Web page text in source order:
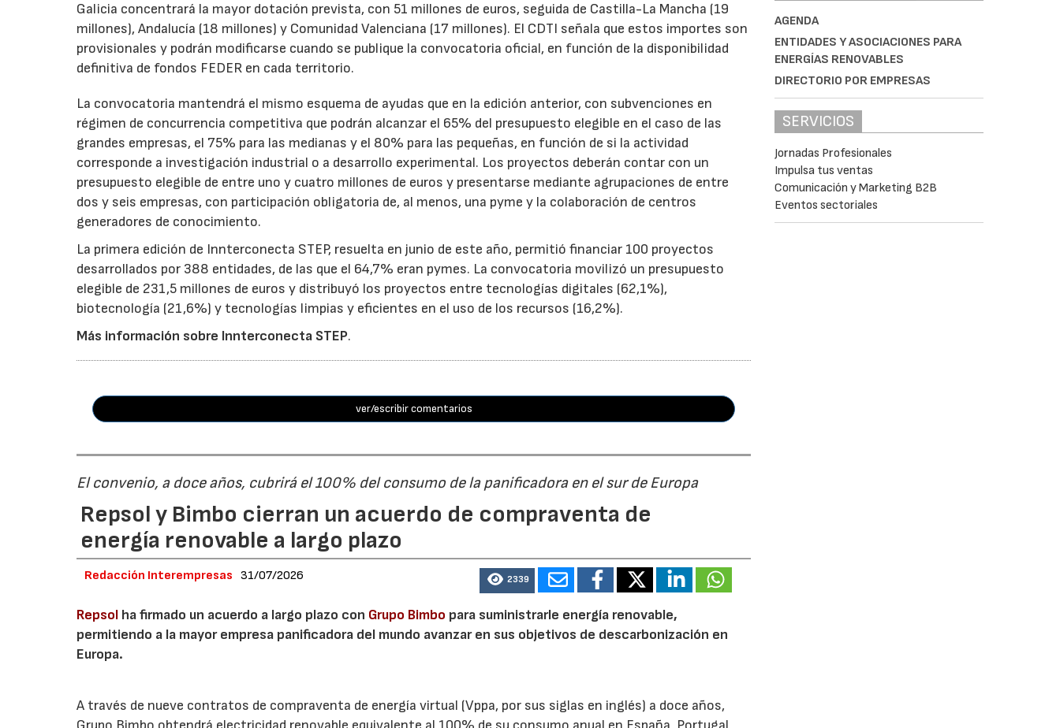
Galicia concentrará la mayor dotación prevista, con 51 millones de euros, seguida de Castilla-La Mancha (19
millones), Andalucía (18 millones) y Comunidad Valenciana (17 millones). El CDTI señala que estos importes son
provisionales y podrán modificarse cuando se publique la convocatoria oficial, en función de la disponibilidad
definitiva de fondos FEDER en cada territorio.
La convocatoria mantendrá el mismo esquema de ayudas que en la edición anterior, con subvenciones en
régimen de concurrencia competitiva que podrán alcanzar el 65% del presupuesto elegible en el caso de las
grandes empresas, el 75% para las medianas y el 80% para las pequeñas, en función de si la actividad
corresponde a investigación industrial o a desarrollo experimental. Los proyectos deberán contar con un
presupuesto elegible de entre uno y cuatro millones de euros y presentarse mediante agrupaciones de entre
dos y seis empresas, con participación obligatoria de, al menos, una pyme y la colaboración de centros
generadores de conocimiento.
La primera edición de Innterconecta STEP, resuelta en junio de este año, permitió financiar 100 proyectos
desarrollados por 388 entidades, de las que el 64,7% eran pymes. La convocatoria movilizó un presupuesto
elegible de 231,5 millones de euros y distribuyó los proyectos entre tecnologías digitales (62,1%),
biotecnología (21,6%) y tecnologías limpias y eficientes en el uso de los recursos (16,2%).
Más información sobre Innterconecta STEP.
ver/escribir comentarios
El convenio, a doce años, cubrirá el 100% del consumo de la panificadora en el sur de Europa
Repsol y Bimbo cierran un acuerdo de compraventa de
energía renovable a largo plazo
Redacción Interempresas 31/07/2026 2339
Repsol ha firmado un acuerdo a largo plazo con Grupo Bimbo para suministrarle energía renovable,
permitiendo a la mayor empresa panificadora del mundo avanzar en sus objetivos de descarbonización en
Europa.
A través de nueve contratos de compraventa de energía virtual (Vppa, por sus siglas en inglés) a doce años,
AGENDA
ENTIDADES Y ASOCIACIONES PARA
ENERGÍAS RENOVABLES
DIRECTORIO POR EMPRESAS
SERVICIOS
Jornadas Profesionales
Impulsa tus ventas
Comunicación y Marketing B2B
Eventos sectoriales